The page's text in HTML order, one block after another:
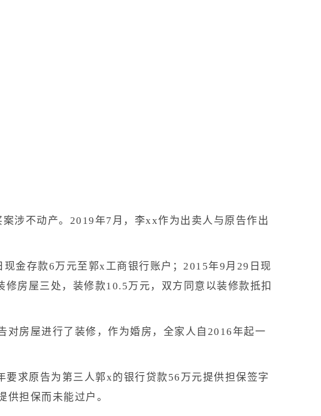
涉不动产。2019年7月，李xx作为出卖人与原告作出
金存款6万元至郭x工商银行账户；2015年9月29日现
房屋三处，装修款10.5万元，双方同意以装修款抵扣
房屋进行了装修，作为婚房，全家人自2016年起一
求原告为第三人郭x的银行贷款56万元提供担保签字
担保而未能过户。